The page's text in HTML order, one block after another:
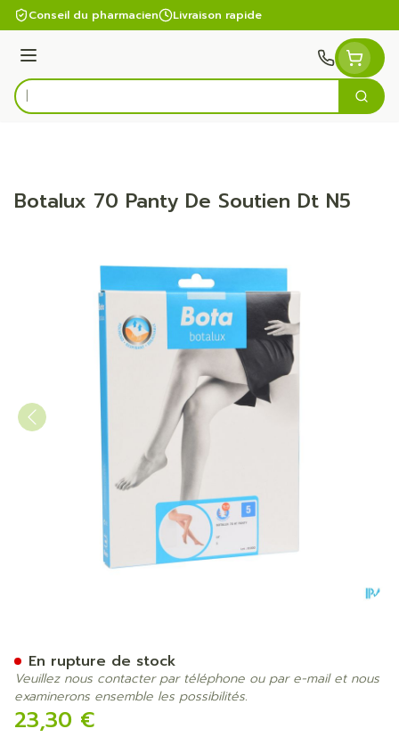
Aller au contenu
Conseil du pharmacien Livraison rapide
Menu
Rechercher
Botalux 70 Panty De Soutien Dt N5
23,30 €
En rupture de stock
Veuillez nous contacter par téléphone ou par e-mail et nous
examinerons ensemble les possibilités.